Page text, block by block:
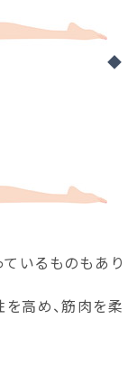
◆
いるものもあり
を高め、筋肉を柔